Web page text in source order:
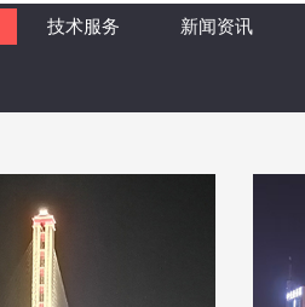
技术服务 新闻资讯